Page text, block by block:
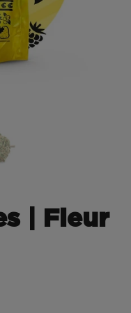
| Fleur